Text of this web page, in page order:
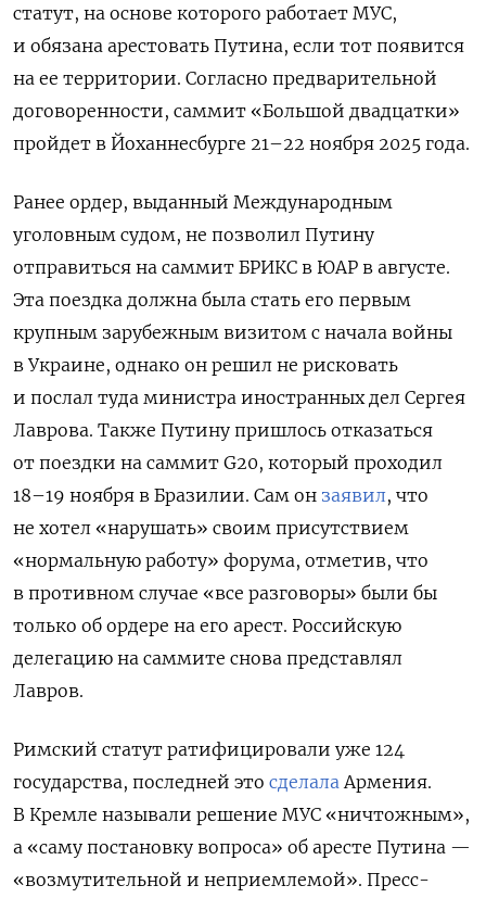
статут, на основе которого работает МУС,
и обязана арестовать Путина, если тот появится
на ее территории. Согласно предварительной
договоренности, саммит «Большой двадцатки»
пройдет в Йоханнесбурге 21–22 ноября 2025 года.
Ранее ордер, выданный Международным
уголовным судом, не позволил Путину
отправиться на саммит БРИКС в ЮАР в августе.
Эта поездка должна была стать его первым
крупным зарубежным визитом с начала войны
в Украине, однако он решил не рисковать
и послал туда министра иностранных дел Сергея
Лаврова. Также Путину пришлось отказаться
от поездки на саммит G20, который проходил
18–19 ноября в Бразилии. Сам он заявил, что
не хотел «нарушать» своим присутствием
«нормальную работу» форума, отметив, что
в противном случае «все разговоры» были бы
только об ордере на его арест. Российскую
делегацию на саммите снова представлял
Лавров.
Римский статут ратифицировали уже 124
государства, последней это сделала Армения.
В Кремле называли решение МУС «ничтожным»,
а «саму постановку вопроса» об аресте Путина —
«возмутительной и неприемлемой». Пресс-